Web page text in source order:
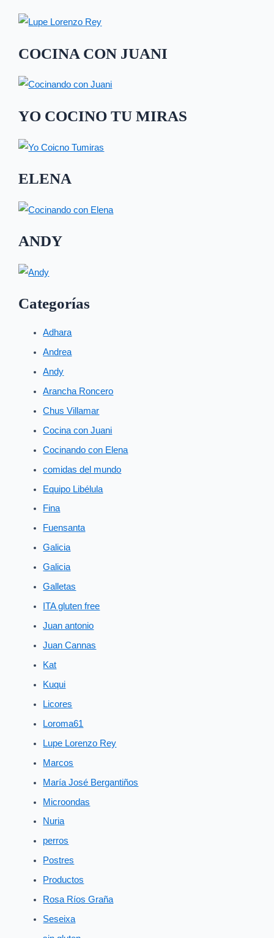
COCINA CON JUANI
YO COCINO TU MIRAS
ELENA
ANDY
Categorías
Adhara
Andrea
Andy
Arancha Roncero
Chus Villamar
Cocina con Juani
Cocinando con Elena
comidas del mundo
Equipo Libélula
Fina
Fuensanta
Galicia
Galicia
Galletas
ITA gluten free
Juan antonio
Juan Cannas
Kat
Kuqui
Licores
Loroma61
Lupe Lorenzo Rey
Marcos
María José Bergantiños
Microondas
Nuria
perros
Postres
Productos
Rosa Ríos Graña
Seseixa